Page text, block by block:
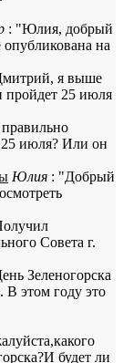
: "Юлия, добрый
на
я выше
пройдет 25 июля
25 июля? Или он
Юлия : "Добрый
Совета г.
Зеленогорска
В этом году это
будет ли